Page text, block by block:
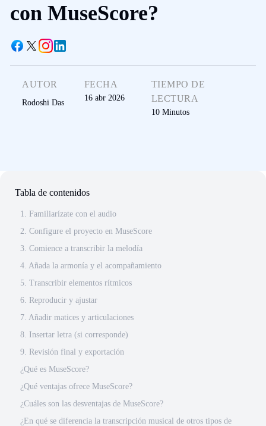
con MuseScore?
AUTOR
Rodoshi Das
FECHA
16 abr 2026
TIEMPO DE
LECTURA
10 Minutos
Tabla de contenidos
1. Familiarízate con el audio
2. Configure el proyecto en MuseScore
3. Comience a transcribir la melodía
4. Añada la armonía y el acompañamiento
5. Transcribir elementos rítmicos
6. Reproducir y ajustar
7. Añadir matices y articulaciones
8. Insertar letra (si corresponde)
9. Revisión final y exportación
¿Qué es MuseScore?
¿Qué ventajas ofrece MuseScore?
¿Cuáles son las desventajas de MuseScore?
¿En qué se diferencia la transcripción musical de otros tipos de